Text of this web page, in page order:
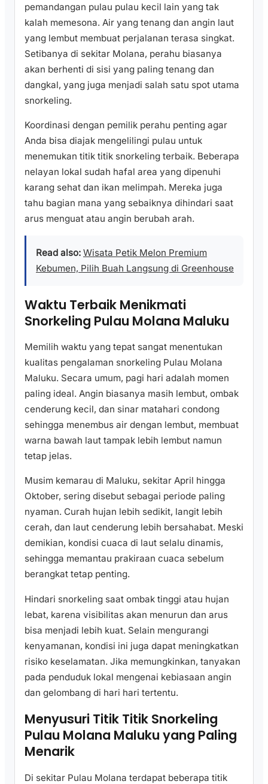
pemandangan pulau pulau kecil lain yang tak
kalah memesona. Air yang tenang dan angin laut
yang lembut membuat perjalanan terasa singkat.
Setibanya di sekitar Molana, perahu biasanya
akan berhenti di sisi yang paling tenang dan
dangkal, yang juga menjadi salah satu spot utama
snorkeling.
Koordinasi dengan pemilik perahu penting agar
Anda bisa diajak mengelilingi pulau untuk
menemukan titik titik snorkeling terbaik. Beberapa
nelayan lokal sudah hafal area yang dipenuhi
karang sehat dan ikan melimpah. Mereka juga
tahu bagian mana yang sebaiknya dihindari saat
arus menguat atau angin berubah arah.
Read also: Wisata Petik Melon Premium
Kebumen, Pilih Buah Langsung di Greenhouse
Waktu Terbaik Menikmati
Snorkeling Pulau Molana Maluku
Memilih waktu yang tepat sangat menentukan
kualitas pengalaman snorkeling Pulau Molana
Maluku. Secara umum, pagi hari adalah momen
paling ideal. Angin biasanya masih lembut, ombak
cenderung kecil, dan sinar matahari condong
sehingga menembus air dengan lembut, membuat
warna bawah laut tampak lebih lembut namun
tetap jelas.
Musim kemarau di Maluku, sekitar April hingga
Oktober, sering disebut sebagai periode paling
nyaman. Curah hujan lebih sedikit, langit lebih
cerah, dan laut cenderung lebih bersahabat. Meski
demikian, kondisi cuaca di laut selalu dinamis,
sehingga memantau prakiraan cuaca sebelum
berangkat tetap penting.
Hindari snorkeling saat ombak tinggi atau hujan
lebat, karena visibilitas akan menurun dan arus
bisa menjadi lebih kuat. Selain mengurangi
kenyamanan, kondisi ini juga dapat meningkatkan
risiko keselamatan. Jika memungkinkan, tanyakan
pada penduduk lokal mengenai kebiasaan angin
dan gelombang di hari hari tertentu.
Menyusuri Titik Titik Snorkeling
Pulau Molana Maluku yang Paling
Menarik
Di sekitar Pulau Molana terdapat beberapa titik